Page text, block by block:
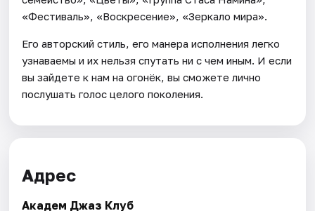
«Фестиваль», «Воскресение», «Зеркало мира».
Его авторский стиль, его манера исполнения легко
узнаваемы и их нельзя спутать ни с чем иным. И если
вы зайдете к нам на огонёк, вы сможете лично
послушать голос целого поколения.
Адрес
Академ Джаз Клуб